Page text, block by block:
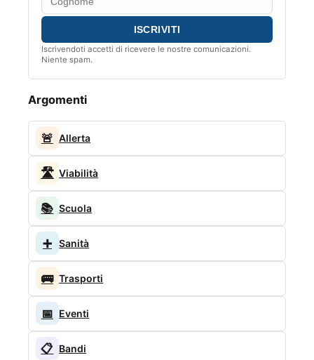
Iscrivendoti accetti di ricevere le nostre comunicazioni.
Niente spam.
Argomenti
🚨 Allerta
🛣️ Viabilità
📚 Scuola
➕ Sanità
🚌 Trasporti
📅 Eventi
📋 Bandi